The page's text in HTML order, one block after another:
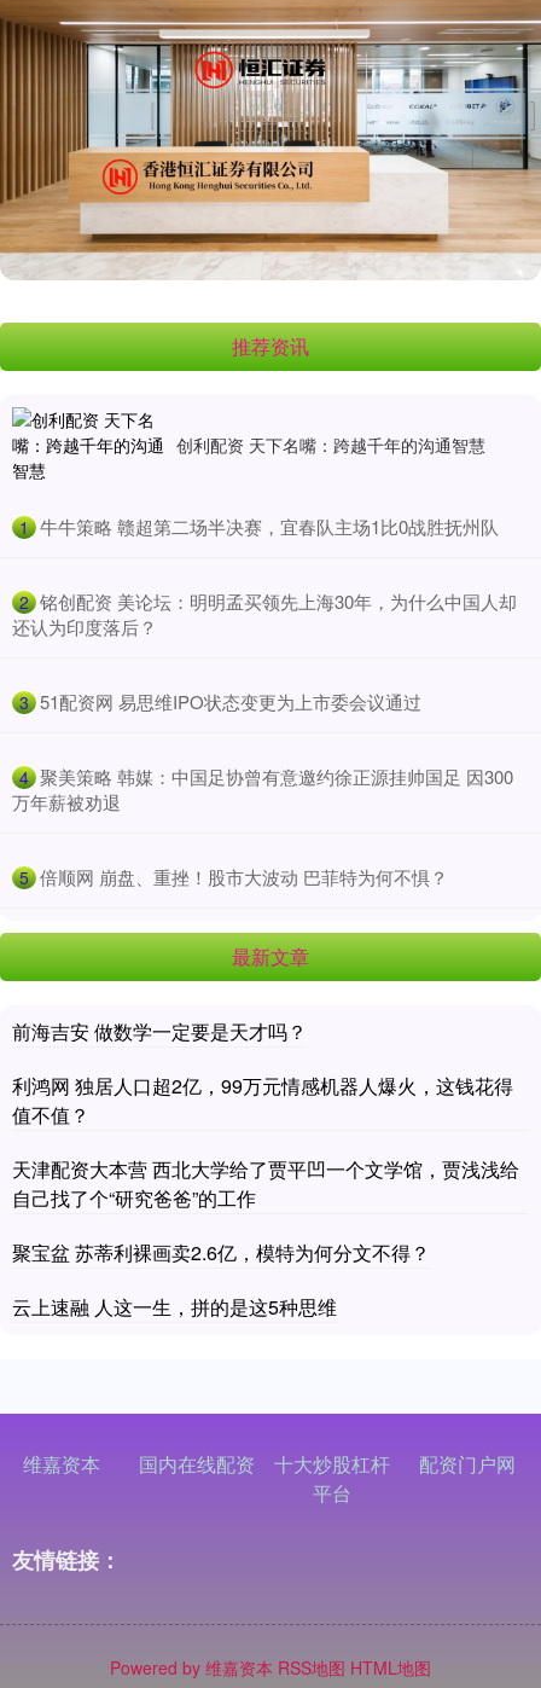
推荐资讯
创利配资 天下名嘴：跨越千年的沟通智慧
1 ​牛牛策略 赣超第二场半决赛，宜春队主场1比0战胜抚州队
2 ​铭创配资 美论坛：明明孟买领先上海30年，为什么中国人却
还认为印度落后？
3 ​51配资网 易思维IPO状态变更为上市委会议通过
4 ​聚美策略 韩媒：中国足协曾有意邀约徐正源挂帅国足 因300
万年薪被劝退
5 ​倍顺网 崩盘、重挫！股市大波动 巴菲特为何不惧？
最新文章
前海吉安 做数学一定要是天才吗？
利鸿网 独居人口超2亿，99万元情感机器人爆火，这钱花得
值不值？
天津配资大本营 西北大学给了贾平凹一个文学馆，贾浅浅给
自己找了个“研究爸爸”的工作
聚宝盆 苏蒂利裸画卖2.6亿，模特为何分文不得？
云上速融 人这一生，拼的是这5种思维
维嘉资本 国内在线配资
十大炒股杠杆
平台
配资门户网
友情链接：
Powered by 维嘉资本 RSS地图 HTML地图